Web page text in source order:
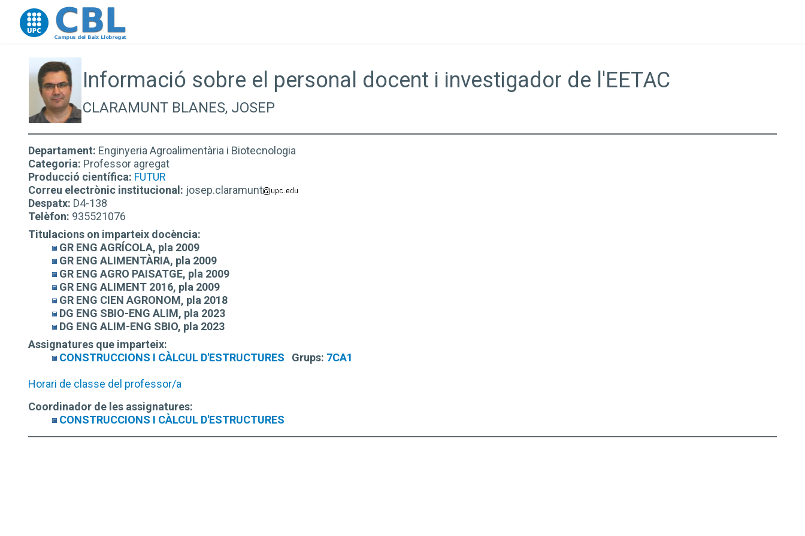
Go to upc.edu
Informació sobre el personal docent i investigador de l'EETAC
CLARAMUNT BLANES, JOSEP
Departament: Enginyeria Agroalimentària i Biotecnologia
Categoria: Professor agregat
Producció científica: FUTUR
Correu electrònic institucional: josep.claramunt
Despatx: D4-138
Telèfon: 935521076
Titulacions on imparteix docència:
GR ENG AGRÍCOLA, pla 2009
GR ENG ALIMENTÀRIA, pla 2009
GR ENG AGRO PAISATGE, pla 2009
GR ENG ALIMENT 2016, pla 2009
GR ENG CIEN AGRONOM, pla 2018
DG ENG SBIO-ENG ALIM, pla 2023
DG ENG ALIM-ENG SBIO, pla 2023
Assignatures que imparteix:
CONSTRUCCIONS I CÀLCUL D'ESTRUCTURES
Grups: 7CA1
Horari de classe del professor/a
Coordinador de les assignatures:
CONSTRUCCIONS I CÀLCUL D'ESTRUCTURES